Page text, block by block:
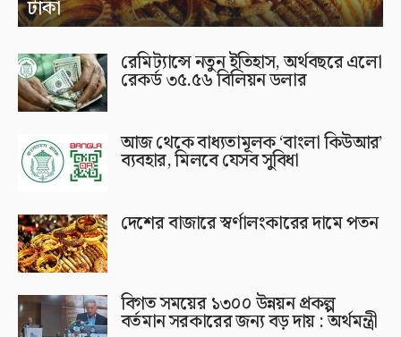
টাকা
রেমিট্যান্সে নতুন ইতিহাস, অর্থবছরে এলো
রেকর্ড ৩৫.৫৬ বিলিয়ন ডলার
আজ থেকে বাধ্যতামূলক ‘বাংলা কিউআর’
ব্যবহার, মিলবে যেসব সুবিধা
দেশের বাজারে স্বর্ণালংকারের দামে পতন
বিগত সময়ের ১৩০০ উন্নয়ন প্রকল্প
বর্তমান সরকারের জন্য বড় দায় : অর্থমন্ত্রী